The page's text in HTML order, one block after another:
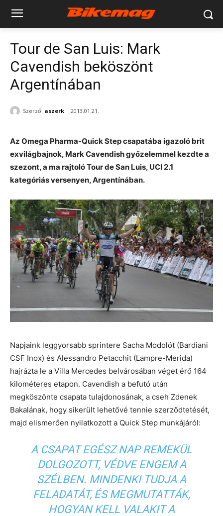
Tour de San Luis: Mark
Cavendish beköszönt
Argentínában
Szerző: aszerk 2013.01.21.
Az Omega Pharma-Quick Step csapatába igazoló brit
exvilágbajnok, Mark Cavendish győzelemmel kezdte a
szezont, a ma rajtoló Tour de San Luis, UCI 2.1
kategóriás versenyen, Argentínában.
Napjaink leggyorsabb sprintere Sacha Modolót (Bardiani
CSF Inox) és Alessandro Petacchit (Lampre-Merida)
hajrázta le a Villa Mercedes belvárosában véget érő 164
kilométeres etapon. Cavendish a befutó után
megköszönte csapata tulajdonosának, a cseh Zdenek
Bakalának, hogy sikerült lehetővé tennie szerződtetését,
majd elismerően nyilatkozott a Quick Step munkájáról:
A CSAPAT EGÉSZ NAP REMEKÜL
DOLGOZOTT, VÉDVE ENGEM A
SZÉLBEN. MINDENKI TUDJA A
FELADATÁT, ÉS MEGMUTATTÁK,
HOGYAN KELL VALAKIT A